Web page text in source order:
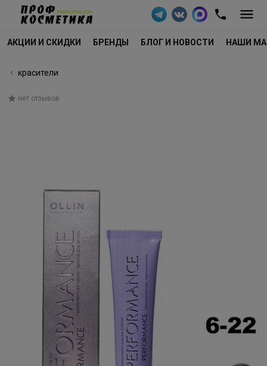
АКЦИИ И СКИДКИ БРЕНДЫ БЛОГ И НОВОСТИ НАШИ
красители
нет отзывов